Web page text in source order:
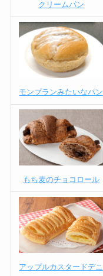
クリームパン
モンブランみたいなパン
もち麦のチョコロール
アップルカスタードデニ